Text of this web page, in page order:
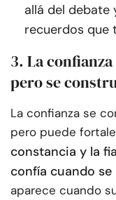
allá del debate
recuerdos que
3. La
pero se
La confianza se
pero puede
constancia y la
confía cuando
aparece cuando